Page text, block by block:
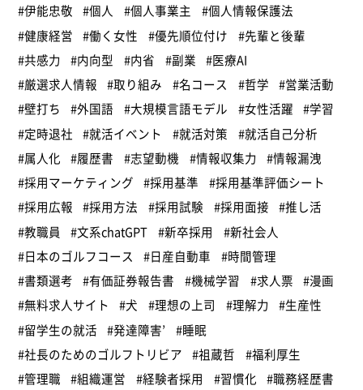
#伊能忠敬
#個人 #個人事業主
#個人情報保護法
#健康経営
#働く女性 #優先順位付け
#先輩と後輩
#共感力
#内向型 #内省 #副業 #医療AI
#厳選求人情報
#取り組み #名コース #哲学 #営業活動
#壁打ち
#外国語 #大規模言語モデル #女性活躍 #学習
#定時退社
#就活イベント #就活対策
#就活自己分析
#属人化
#履歴書 #志望動機 #情報収集力 #情報漏洩
#採用マーケティング
#採用基準
#採用基準評価シート
#採用広報
#採用方法 #採用試験 #採用面接 #推し活
#教職員
#文系chatGPT #新卒採用
#新社会人
#日本のゴルフコース
#日産自動車
#時間管理
#書類選考
#有価証券報告書 #機械学習 #求人票 #漫画
#無料求人サイト
#犬 #理想の上司 #理解力 #生産性
#留学生の就活
#発達障害’
#睡眠
#社長のためのゴルフトリビア
#祖蔵哲
#福利厚生
#管理職
#組織運営 #経験者採用 #習慣化 #職務経歴書